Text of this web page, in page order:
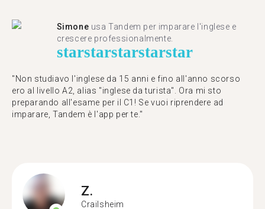
Simone usa Tandem per imparare l'inglese e
crescere professionalmente.
starstarstarstarstar
"Non studiavo l'inglese da 15 anni e fino all'anno scorso
ero al livello A2, alias "inglese da turista". Ora mi sto
preparando all'esame per il C1! Se vuoi riprendere ad
imparare, Tandem è l'app per te."
Z.
Crailsheim